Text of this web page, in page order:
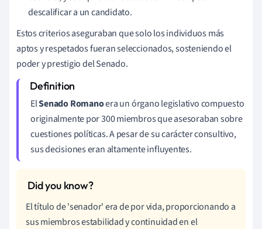
descalificar a un candidato.
Estos criterios aseguraban que solo los individuos más
aptos y respetados fueran seleccionados, sosteniendo el
poder y prestigio del Senado.
ElSenado Romanoera un órgano legislativo compuesto
originalmente por 300 miembros que asesoraban sobre
cuestiones políticas. A pesar de su carácter consultivo,
sus decisiones eran altamente influyentes.
El título de 'senador' era de por vida, proporcionando a
sus miembros estabilidad y continuidad en el